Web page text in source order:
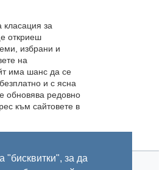
"бисквитки", за да
класация за
откриеш
избрани и
на
има шанс да се
и с ясна
обновява редовно
към сайтовете в